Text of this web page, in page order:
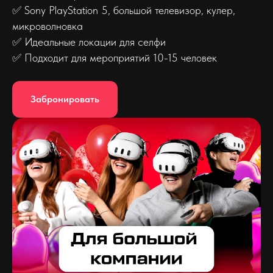
✅ Sony PlayStation 5, большой телевизор, кулер,
микроволновка
✅ Идеальные локации для селфи
✅ Подходит для мероприятий 10-15 человек
Забронировать